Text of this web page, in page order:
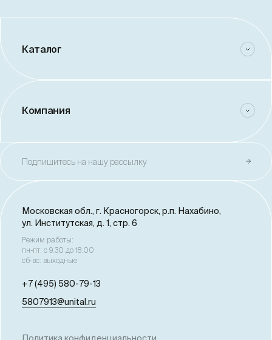
Каталог
Компания
Подпишитесь на нашу рассылку
Московская обл., г. Красногорск, р.п. Нахабино,
ул. Институтская, д. 1, стр. 6
Режим работы:
пн-пт: с 9.30 до 18.00
сб-вс: выходные
+7 (495) 580-79-13
5807913@unital.ru